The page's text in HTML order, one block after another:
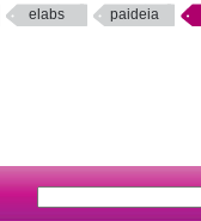
elabs paideia